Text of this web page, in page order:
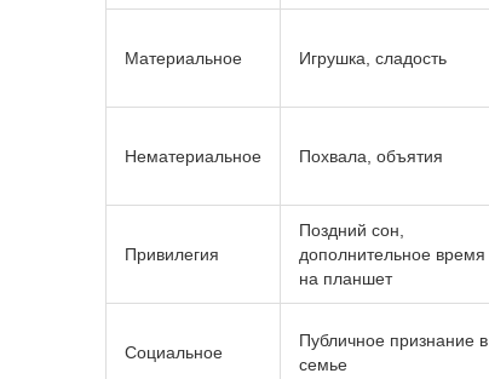
Материальное Игрушка, сладость
Нематериальное Похвала, объятия
Привилегия
Поздний сон,
дополнительное время
на планшет
Социальное
Публичное признание в
семье